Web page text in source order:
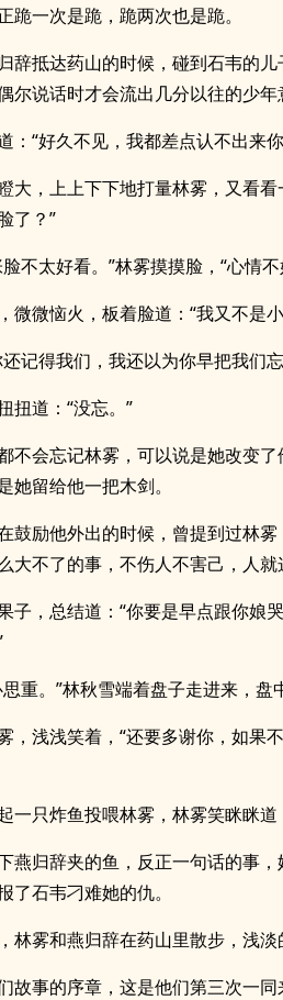
跪一次是跪，跪两次也是跪。
辞抵达药山的时候，碰到石韦的
尔说话时才会流出几分以往的少年
：“好久不见，我都差点认不出来
大，上上下下地打量林雾，又看
了？”
不太好看。”林雾摸摸脸，“心情
微微恼火，板着脸道：“我又不是
记得我们，我还以为你早把我们忘
扭道：“没忘。”
不会忘记林雾，可以说是她改变
她留给他一把木剑。
鼓励他外出的时候，曾提到过林
大不了的事，不伤人不害己，人
子，总结道：“你要是早点跟你娘
重。”林秋雪端着盘子走进来，盘
，浅浅笑着，“还要多谢你，如果
一只炸鱼投喂林雾，林雾笑眯眯道
燕归辞夹的鱼，反正一句话的事
了石韦刁难她的仇。
林雾和燕归辞在药山里散步，浅淡
故事的序章，这是他们第三次一同